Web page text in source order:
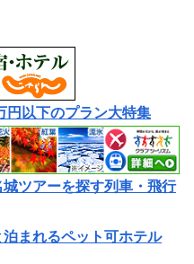
以下のプラン大特集
ツアーを探す列車・飛行
まれるペット可ホテル